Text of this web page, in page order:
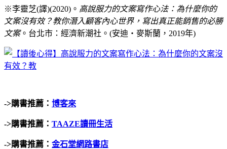
※李靈芝(譯)(2020)。 高說服力的文案寫作心法：為什麼你的
文案沒有效？教你潛入顧客內心世界，寫出真正能銷售的必勝
文案。台北市：經濟新潮社。(安迪‧麥斯蘭，2019年)
->購書推薦： 博客來
->購書推薦： TAAZE讀冊生活
->購書推薦： 金石堂網路書店